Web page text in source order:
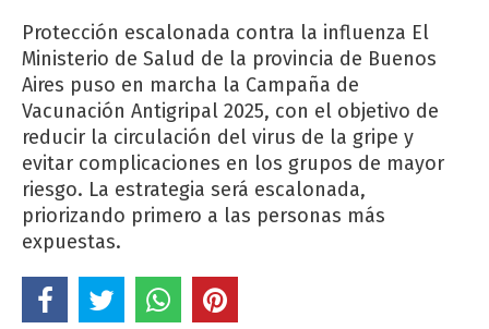
Protección escalonada contra la influenza El
Ministerio de Salud de la provincia de Buenos
Aires puso en marcha la Campaña de
Vacunación Antigripal 2025, con el objetivo de
reducir la circulación del virus de la gripe y
evitar complicaciones en los grupos de mayor
riesgo. La estrategia será escalonada,
priorizando primero a las personas más
expuestas.